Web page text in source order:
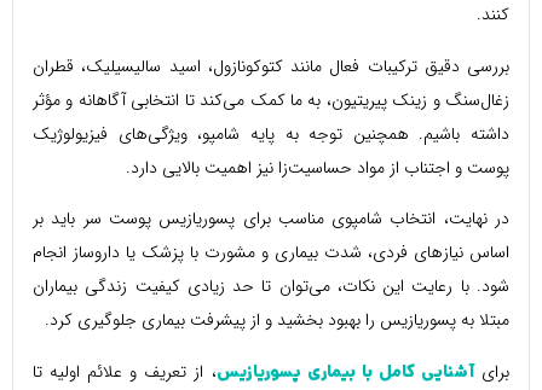
کنند.
بررسی دقیق ترکیبات فعال مانند کتوکونازول، اسید سالیسیلیک، قطران
زغال‌سنگ و زینک پیریتیون، به ما کمک می‌کند تا انتخابی آگاهانه و مؤثر
داشته باشیم. همچنین توجه به پایه شامپو، ویژگی‌های فیزیولوژیک
پوست و اجتناب از مواد حساسیت‌زا نیز اهمیت بالایی دارد.
در نهایت، انتخاب شامپوی مناسب برای پسوریازیس پوست سر باید بر
اساس نیازهای فردی، شدت بیماری و مشورت با پزشک یا داروساز انجام
شود. با رعایت این نکات، می‌توان تا حد زیادی کیفیت زندگی بیماران
مبتلا به پسوریازیس را بهبود بخشید و از پیشرفت بیماری جلوگیری کرد.
برای آشنایی کامل با بیماری پسوریازیس، از تعریف و علائم اولیه تا